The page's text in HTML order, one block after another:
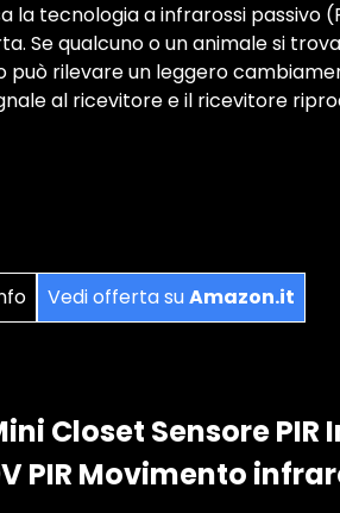
la tecnologia a infrarossi passivo
Se qualcuno o un animale si
può rilevare un leggero
al ricevitore e il ricevitore
Vedi offerta suAmazon.it
Closet Sensore PIR
PIR Movimento